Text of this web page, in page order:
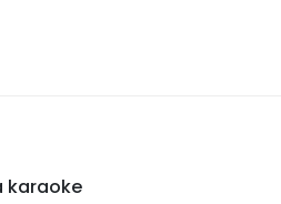
karaoke